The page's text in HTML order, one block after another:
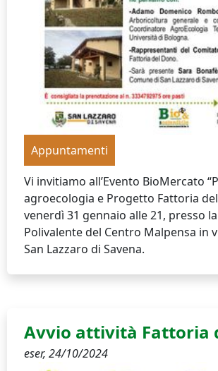
Appuntamenti
Vi invitiamo all’Evento BioMercato
agroecologia e Progetto Fattoria
venerdì 31 gennaio alle 21, presso
Polivalente del Centro Malpensa in
San Lazzaro di Savena.
Avvio attività Fattoria
eser, 24/10/2024